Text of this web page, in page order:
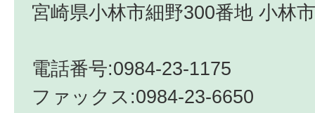
宮崎県小林市細野300番地 小林
電話番号:0984-23-1175
ファックス:0984-23-6650